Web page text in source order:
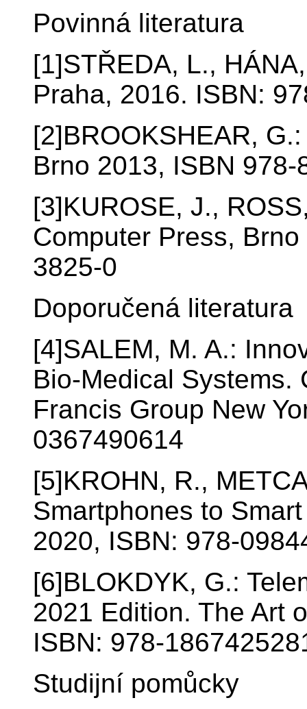
Povinná literatura
[1]STŘEDA, L.,
Praha, 2016. ISBN:
[2]BROOKSHEAR,
Brno 2013, ISBN
[3]KUROSE, J.,
Computer Press,
3825-0
Doporučená literatura
[4]SALEM, M. A.:
Bio-Medical Systems.
Francis Group New
0367490614
[5]KROHN, R.,
Smartphones to
2020, ISBN: 978-
[6]BLOKDYK, G.:
2021 Edition. The Art
ISBN: 978-
Studijní pomůcky